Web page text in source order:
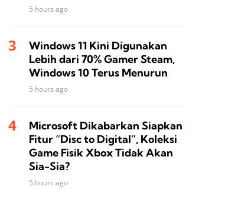
5 hours ago
Windows 11 Kini Digunakan
Lebih dari 70% Gamer Steam,
Windows 10 Terus Menurun
5 hours ago
Microsoft Dikabarkan Siapkan
Fitur “Disc to Digital”, Koleksi
Game Fisik Xbox Tidak Akan
Sia-Sia?
5 hours ago